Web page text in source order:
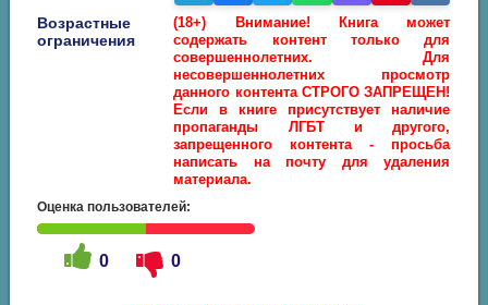
Возрастные
ограничения
(18+) Внимание! Книга может
содержать контент только для
совершеннолетних. Для
несовершеннолетних просмотр
данного контента СТРОГО ЗАПРЕЩЕН!
Если в книге присутствует наличие
пропаганды ЛГБТ и другого,
запрещенного контента - просьба
написать на почту для удаления
материала.
Оценка пользователей:
0 0